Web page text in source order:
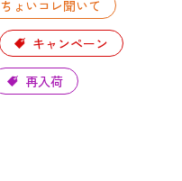
ちょいコレ聞いて
キャンペーン
再入荷